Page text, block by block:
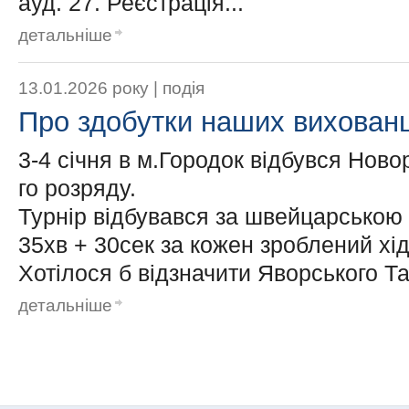
детальніше
13.01.2026 року | подія
Про здобутки наших
3-4 січня в м.Городок відбувся
го розряду.
Турнір відбувався за
35хв + 30сек за кожен зроблений
Хотілося б відзначити Яворського
детальніше